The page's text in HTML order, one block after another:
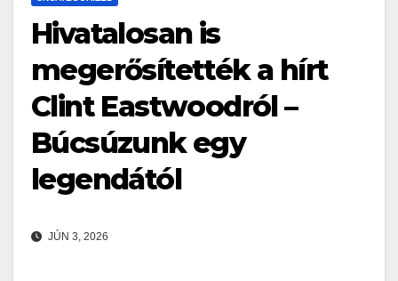
Hivatalosan is
megerősítették a hírt
Clint Eastwoodról –
Búcsúzunk egy
legendától
JÚN 3, 2026